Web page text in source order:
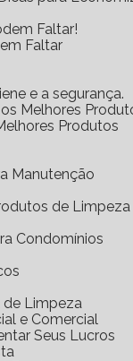
Faltar!
Faltar
e a segurança.
Melhores
Produtos
Manutenção
de
Condomínios
de Limpeza
e Comercial
Seus Lucros